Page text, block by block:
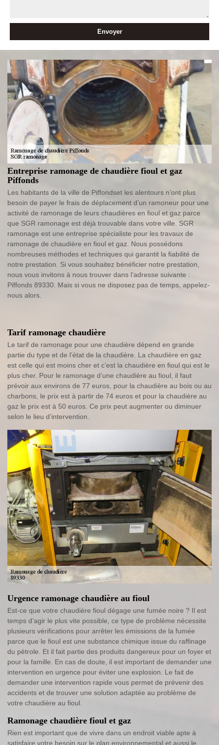
Entreprise ramonage de chaudière fioul et gaz
Piffonds
Les habitants de la ville de Piffondset les alentours n’ont plus
besoin de payer le frais de déplacement d’un ramoneur pour une
activité de ramonage de leurs chaudières en fioul et gaz parce
que SGR ramonage est déjà trouvable dans votre ville. SGR
ramonage est une entreprise spécialiste pour les travaux de
ramonage de chaudière en fioul et gaz. Nous possédons
nombreuses méthodes et techniques qui garantit la fiabilité de
notre prestation. Si vous souhaitez bénéficier notre prestation,
nous vous invitons à nous trouver dans l’adresse suivante :
Piffonds 89330. Mais si vous ne disposez pas de temps, appelez-
nous alors.
Tarif ramonage chaudière
Le tarif de ramonage pour une chaudière dépend en grande
partie du type et de l’état de la chaudière. La chaudière en gaz
est celle qui est moins cher et c’est la chaudière en fioul qui est le
plus cher. Pour le ramonage d’une chaudière au fioul, il faut
prévoir aux environs de 77 euros, pour la chaudière au bois ou au
charbons, le prix est à partir de 74 euros et pour la chaudière au
gaz le prix est à 50 euros. Ce prix peut augmenter ou diminuer
selon le lieu d’intervention.
Urgence ramonage chaudière au fioul
Est-ce que votre chaudière fioul dégage une fumée noire ? Il est
temps d’agir le plus vite possible, ce type de problème nécessite
plusieurs vérifications pour arrêter les émissions de la fumée
parce que le fioul est une substance chimique issue du raffinage
du pétrole. Et il fait partie des produits dangereux pour un foyer et
pour la famille. En cas de doute, il est important de demander une
intervention en urgence pour éviter une explosion. Le fait de
demander une intervention rapide vous permet de prévenir des
accidents et de trouver une solution adaptée au problème de
votre chaudière au fioul.
Ramonage chaudière fioul et gaz
Rien est important que de vivre dans un endroit viable apte à
satisfaire votre besoin sur le plan environnemental et aussi le